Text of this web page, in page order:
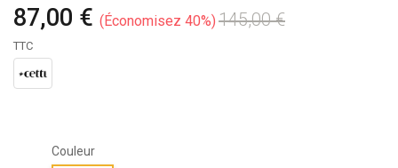
87,00 € Économisez 40% 145,00 €
TTC
Couleur